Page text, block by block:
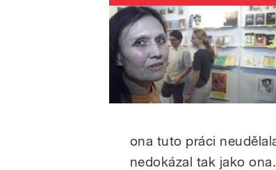
ona tuto práci
nedokázal tak jako